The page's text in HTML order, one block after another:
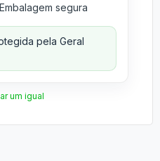
Embalagem segura
pela Geral
um igual